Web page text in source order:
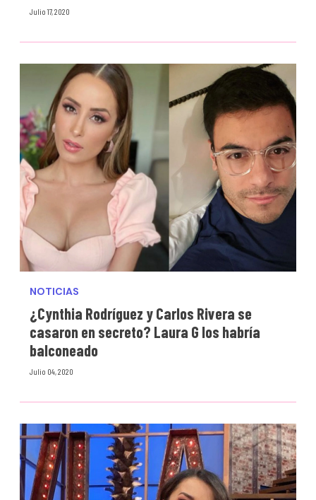
Julio 17, 2020
NOTICIAS
¿Cynthia Rodríguez y Carlos Rivera se
casaron en secreto? Laura G los habría
balconeado
Julio 04, 2020